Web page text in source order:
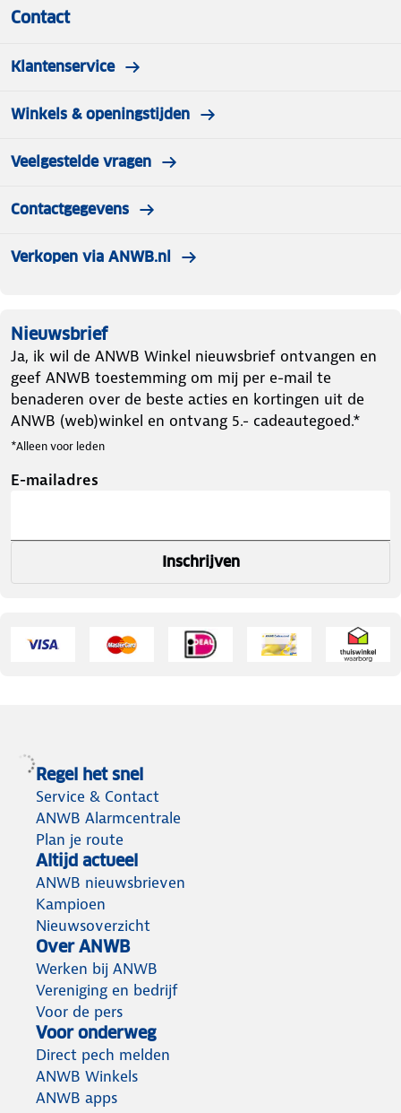
Contact
Klantenservice
Winkels & openingstijden
Veelgestelde vragen
Contactgegevens
Verkopen via ANWB.nl
Nieuwsbrief
Ja, ik wil de ANWB Winkel nieuwsbrief ontvangen en
geef ANWB toestemming om mij per e-mail te
benaderen over de beste acties en kortingen uit de
ANWB (web)winkel en ontvang 5.- cadeautegoed.*
*Alleen voor leden
E-mailadres
Inschrijven
Regel het snel
Service & Contact
ANWB Alarmcentrale
Plan je route
Altijd actueel
ANWB nieuwsbrieven
Kampioen
Nieuwsoverzicht
Over ANWB
Werken bij ANWB
Vereniging en bedrijf
Voor de pers
Voor onderweg
Direct pech melden
ANWB Winkels
ANWB apps